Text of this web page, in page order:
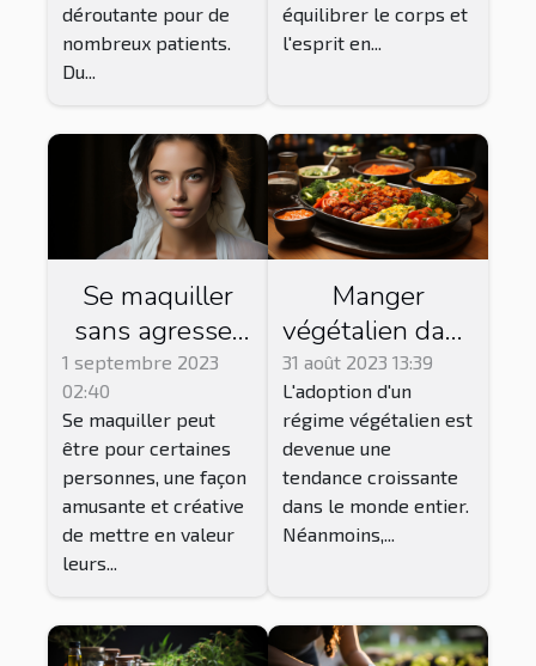
déroutante pour de
nombreux patients.
Du...
équilibrer le corps et
l'esprit en...
Se maquiller
sans agresser
ou abîmer la
peau du visage
: procédé et
conseils
1 septembre 2023
02:40
Se maquiller peut
être pour certaines
personnes, une façon
amusante et créative
de mettre en valeur
leurs...
Manger
végétalien dans
les restaurants
traditionnels:
est-ce
possible?
31 août 2023 13:39
L'adoption d'un
régime végétalien est
devenue une
tendance croissante
dans le monde entier.
Néanmoins,...